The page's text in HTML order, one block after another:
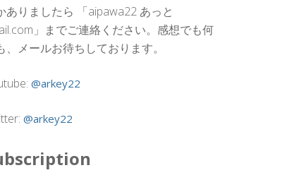
ありましたら 「aipawa22 あっと
」までご連絡ください。感想でも何
、メールお待ちしております。
@arkey22
@arkey22